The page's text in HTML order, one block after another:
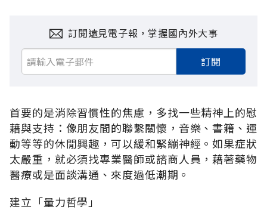
訂閱遠見電子報，掌握國內外大事
訂閱
首要的是消除習慣性的焦慮，多找一些精神上的慰
藉與支持：像朋友間的聯繫關懷，音樂、書籍、運
動等等的休閒興趣，可以緩和緊繃神經。如果症狀
太嚴重，就必須找專業醫師或諮商人員，藉著藥物
醫療或是面談溝通、來度過低潮期。
建立「量力哲學」